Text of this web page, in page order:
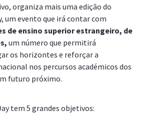
organiza mais uma edição do
um evento que irá contar com
de ensino superior estrangeiro, de
um número que permitirá
os horizontes e reforçar a
nos percursos académicos dos
futuro próximo.
tem 5 grandes objetivos: